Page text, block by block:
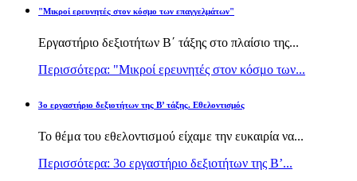
"Μικροί ερευνητές στον κόσμο των επαγγελμάτων"
Εργαστήριο δεξιοτήτων Β΄ τάξης στο πλαίσιο της...
Περισσότερα: "Μικροί ερευνητές στον κόσμο των...
3ο εργαστήριο δεξιοτήτων της Β’ τάξης. Εθελοντισμός
Το θέμα του εθελοντισμού είχαμε την ευκαιρία να...
Περισσότερα: 3ο εργαστήριο δεξιοτήτων της Β’...